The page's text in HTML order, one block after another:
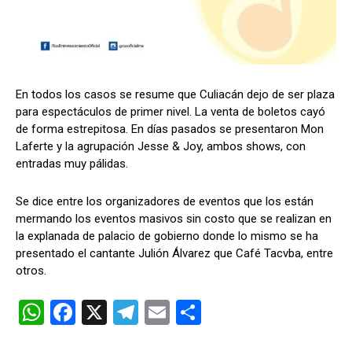
En todos los casos se resume que Culiacán dejo de ser plaza
para espectáculos de primer nivel. La venta de boletos cayó
de forma estrepitosa. En días pasados se presentaron Mon
Laferte y la agrupación Jesse & Joy, ambos shows, con
entradas muy pálidas.
Se dice entre los organizadores de eventos que los están
mermando los eventos masivos sin costo que se realizan en
la explanada de palacio de gobierno donde lo mismo se ha
presentado el cantante Julión Álvarez que Café Tacvba, entre
otros.
W F
X
T
E